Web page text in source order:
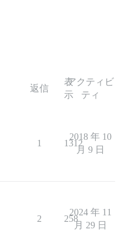
返信
表
示
アクティビ
ティ
1 1312
2018 年 10
月 9 日
2 258
2024 年 11
月 29 日